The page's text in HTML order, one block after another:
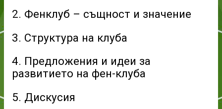
2. Фенклуб – същност и значение
3. Структура на клуба
4. Предложения и идеи за
развитието на фен-клуба
5. Дискусия